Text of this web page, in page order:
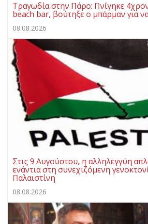
Τραγωδία στην Πάρο: Πνίγηκε
beach bar, βούτηξε ο μπάρμαν για
08.08.2026
Στις 9 Αυγούστου, η αλληλεγγύη
ενάντια στη συνεχιζόμενη
Παλαιστίνη
08.08.2026